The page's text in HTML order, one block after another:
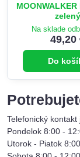
zelený
Na sklade
49,20
Do
Telefonický kontakt
Pondelok 8:00 -
Utorok - Piatok